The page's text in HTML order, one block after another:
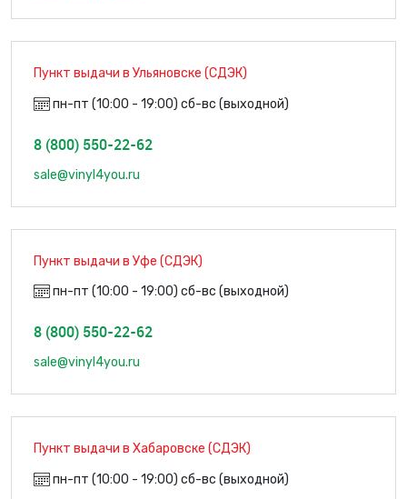
Пункт выдачи в Ульяновске (СДЭК)
пн-пт (10:00 - 19:00) сб-вс (выходной)
8 (800) 550-22-62
sale@vinyl4you.ru
Пункт выдачи в Уфе (СДЭК)
пн-пт (10:00 - 19:00) сб-вс (выходной)
8 (800) 550-22-62
sale@vinyl4you.ru
Пункт выдачи в Хабаровске (СДЭК)
пн-пт (10:00 - 19:00) сб-вс (выходной)